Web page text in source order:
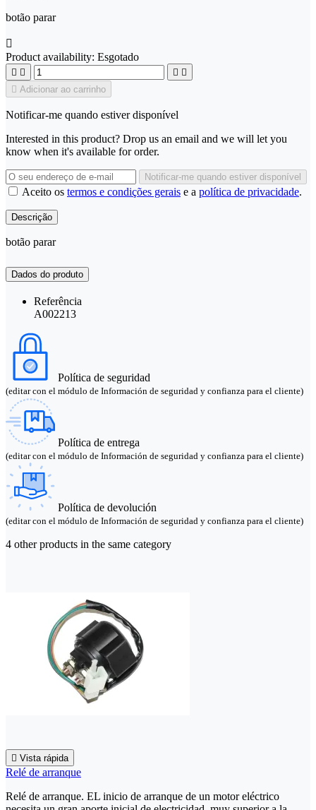
botão parar

Product availability: Esgotado
   
 Adicionar ao carrinho
Notificar-me quando estiver disponível
Interested in this product? Drop us an email and we will let you
know when it's available for order.
Notificar-me quando estiver disponível
Aceito os termos e condições gerais e a política de privacidade.
Descrição
botão parar
Dados do produto
Referência
A002213
Política de seguridad
(editar con el módulo de Información de seguridad y confianza para el cliente)
Política de entrega
(editar con el módulo de Información de seguridad y confianza para el cliente)
Política de devolución
(editar con el módulo de Información de seguridad y confianza para el cliente)
4 other products in the same category
 Vista rápida
Relé de arranque
Relé de arranque. EL inicio de arranque de un motor eléctrico